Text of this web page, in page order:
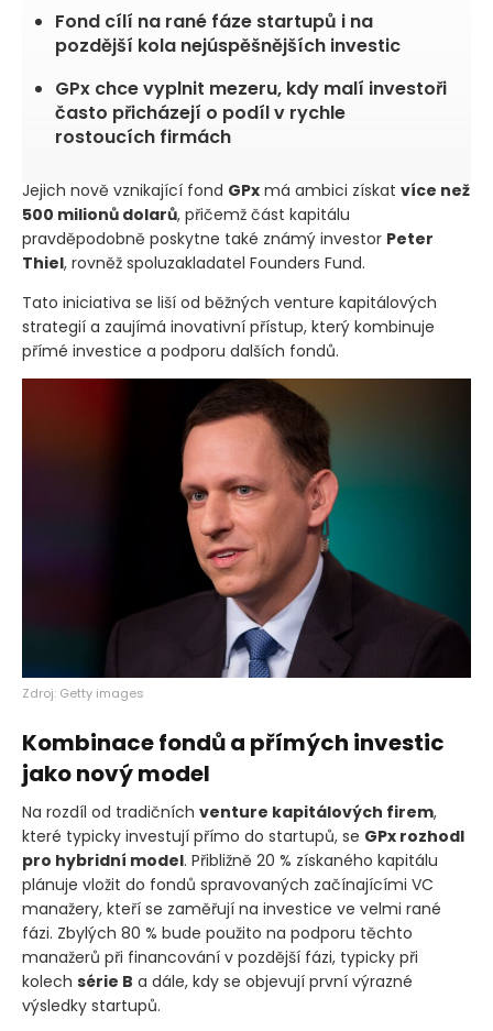
Fond cílí na rané fáze startupů i na
pozdější kola nejúspěšnějších investic
GPx chce vyplnit mezeru, kdy malí investoři
často přicházejí o podíl v rychle
rostoucích firmách
Jejich nově vznikající fond GPx má ambici získat více než
500 milionů dolarů, přičemž část kapitálu
pravděpodobně poskytne také známý investor Peter
Thiel, rovněž spoluzakladatel Founders Fund.
Tato iniciativa se liší od běžných venture kapitálových
strategií a zaujímá inovativní přístup, který kombinuje
přímé investice a podporu dalších fondů.
Zdroj: Getty images
Kombinace fondů a přímých investic
jako nový model
Na rozdíl od tradičních venture kapitálových firem,
které typicky investují přímo do startupů, se GPx rozhodl
pro hybridní model. Přibližně 20 % získaného kapitálu
plánuje vložit do fondů spravovaných začínajícími VC
manažery, kteří se zaměřují na investice ve velmi rané
fázi. Zbylých 80 % bude použito na podporu těchto
manažerů při financování v pozdější fázi, typicky při
kolech série B a dále, kdy se objevují první výrazné
výsledky startupů.